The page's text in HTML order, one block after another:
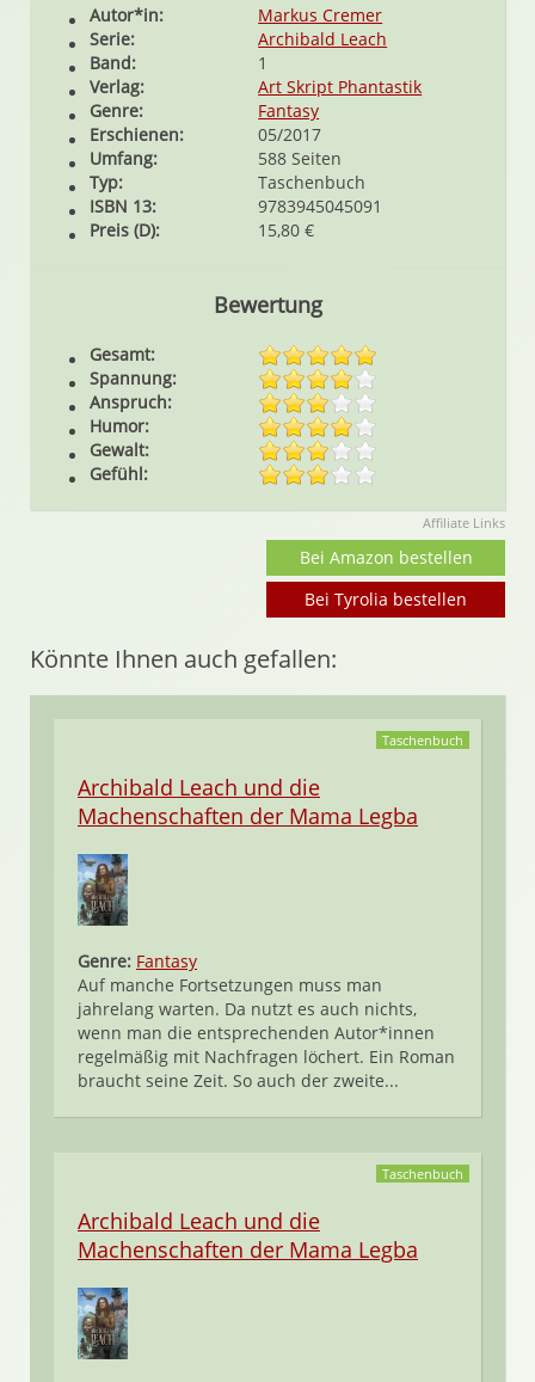
Autor*in:
Markus Cremer
Serie:
Archibald Leach
Band:
1
Verlag:
Art Skript Phantastik
Genre:
Fantasy
Erschienen:
05/2017
Umfang:
588 Seiten
Typ:
Taschenbuch
ISBN 13:
9783945045091
Preis (D):
15,80 €
Bewertung
Gesamt:
Spannung:
Anspruch:
Humor:
Gewalt:
Gefühl:
Affiliate Links
Bei Amazon bestellen
Bei Tyrolia bestellen
Könnte Ihnen auch gefallen:
Taschenbuch
Archibald Leach und die
Machenschaften der Mama Legba
Genre: Fantasy
Auf manche Fortsetzungen muss man
jahrelang warten. Da nutzt es auch nichts,
wenn man die entsprechenden Autor*innen
regelmäßig mit Nachfragen löchert. Ein Roman
braucht seine Zeit. So auch der zweite...
Taschenbuch
Archibald Leach und die
Machenschaften der Mama Legba